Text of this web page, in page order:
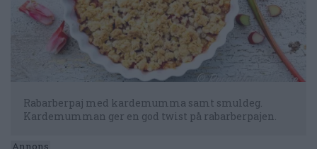
Rabarberpaj med kardemumma samt smuldeg.
Kardemumman ger en god twist på rabarberpajen.